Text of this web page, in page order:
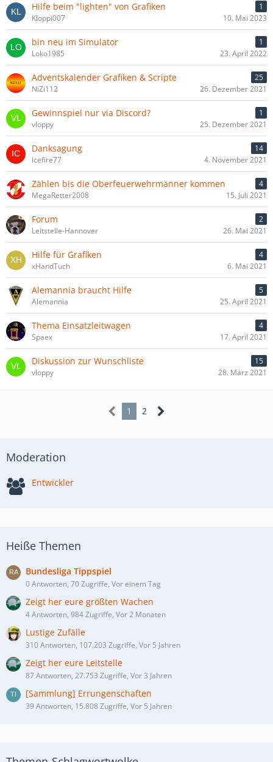
Hilfe beim "lighten" von Grafiken
1
Kloppi007
10. Mai 2023
bin neu im Simulator
1
Loko1985
23. April 2022
Adventskalender Grafiken & Scripte
25
NiZi112
26. Dezember 2021
Gewinnspiel nur via Discord?
1
vloppy
25. Dezember 2021
Danksagung
14
Icefire77
4. November 2021
Zählen bis die Oberfeuerwehrmänner kommen
4
MegaRetter2008
15. Juli 2021
Forum
2
Leitstelle-Hannover
26. Mai 2021
Hilfe für Grafiken
4
xHandTuch
6. Mai 2021
Alemannia braucht Hilfe
5
Alemannia
25. April 2021
Thema Einsatzleitwagen
4
Spaex
17. April 2021
Diskussion zur Wunschliste
15
vloppy
28. März 2021
1 2
Moderation
Entwickler
Heiße Themen
Bundesliga Tippspiel
0 Antworten, 70 Zugriffe, Vor einem Tag
Zeigt her eure größten Wachen
4 Antworten, 984 Zugriffe, Vor 2 Monaten
Lustige Zufälle
310 Antworten, 107.203 Zugriffe, Vor 5 Jahren
Zeigt her eure Leitstelle
87 Antworten, 27.753 Zugriffe, Vor 3 Jahren
[Sammlung] Errungenschaften
39 Antworten, 15.808 Zugriffe, Vor 5 Jahren